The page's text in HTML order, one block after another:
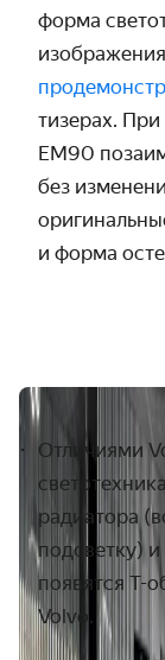
форма
тизерах.
EM90
без
и форма
Отличиями
радиатора
подсветку) и
появятся Т-
Volvo.